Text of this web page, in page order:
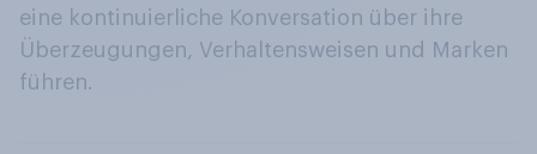
eine kontinuierliche Konversation über ihre
Überzeugungen, Verhaltensweisen und Marken
führen.